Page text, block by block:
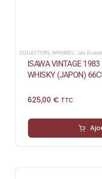
COLLECTORS,WHISKIES : Les
ISAWA VINTAGE
WHISKY (JAPON)
625,00 € TTC